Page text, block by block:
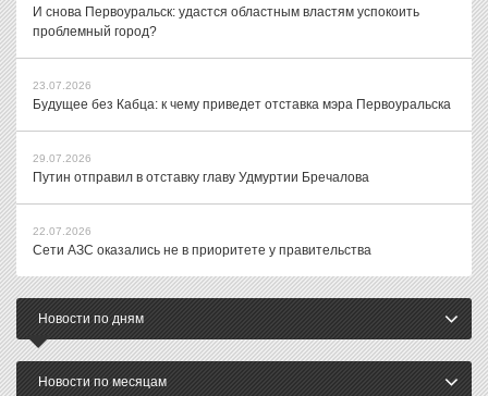
И снова Первоуральск: удастся областным властям успокоить
проблемный город?
23.07.2026
Будущее без Кабца: к чему приведет отставка мэра Первоуральска
29.07.2026
Путин отправил в отставку главу Удмуртии Бречалова
22.07.2026
Сети АЗС оказались не в приоритете у правительства
Новости по дням
Новости по месяцам